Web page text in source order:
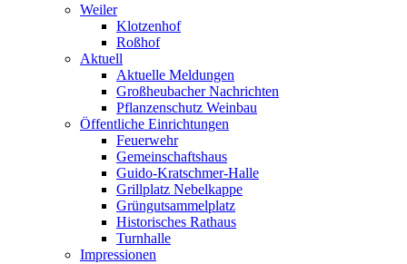
Weiler
Klotzenhof
Roßhof
Aktuell
Aktuelle Meldungen
Großheubacher Nachrichten
Pflanzenschutz Weinbau
Öffentliche Einrichtungen
Feuerwehr
Gemeinschaftshaus
Guido-Kratschmer-Halle
Grillplatz Nebelkappe
Grüngutsammelplatz
Historisches Rathaus
Turnhalle
Impressionen